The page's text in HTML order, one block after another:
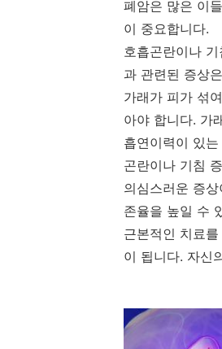
폐암은 많은 이
이 중요합니다.
호흡곤란이나
과 관련된 증상
가래가 피가 섞
아야 합니다. 가
흡연이력이 있
곤란이나 기침
의심스러운 증
존율을 높일 수
근본적인 치료
이 됩니다. 자신